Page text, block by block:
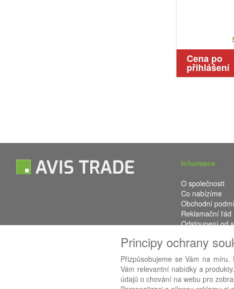
Cena po
přihlášení
Informace
O společnosti
Co nabízíme
Obchodní
Reklamační řád
Odstoupení od
Používáme
Principy ochrany
Přizpůsobujeme se Vám na
Vám relevantní nabídky a
údajů o chování na webu pro